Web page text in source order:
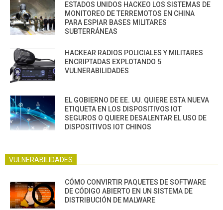
ESTADOS UNIDOS HACKEO LOS SISTEMAS DE
MONITOREO DE TERREMOTOS EN CHINA
PARA ESPIAR BASES MILITARES
SUBTERRÁNEAS
HACKEAR RADIOS POLICIALES Y MILITARES
ENCRIPTADAS EXPLOTANDO 5
VULNERABILIDADES
EL GOBIERNO DE EE. UU. QUIERE ESTA NUEVA
ETIQUETA EN LOS DISPOSITIVOS IOT
SEGUROS O QUIERE DESALENTAR EL USO DE
DISPOSITIVOS IOT CHINOS
VULNERABILIDADES
CÓMO CONVIRTIR PAQUETES DE SOFTWARE
DE CÓDIGO ABIERTO EN UN SISTEMA DE
DISTRIBUCIÓN DE MALWARE